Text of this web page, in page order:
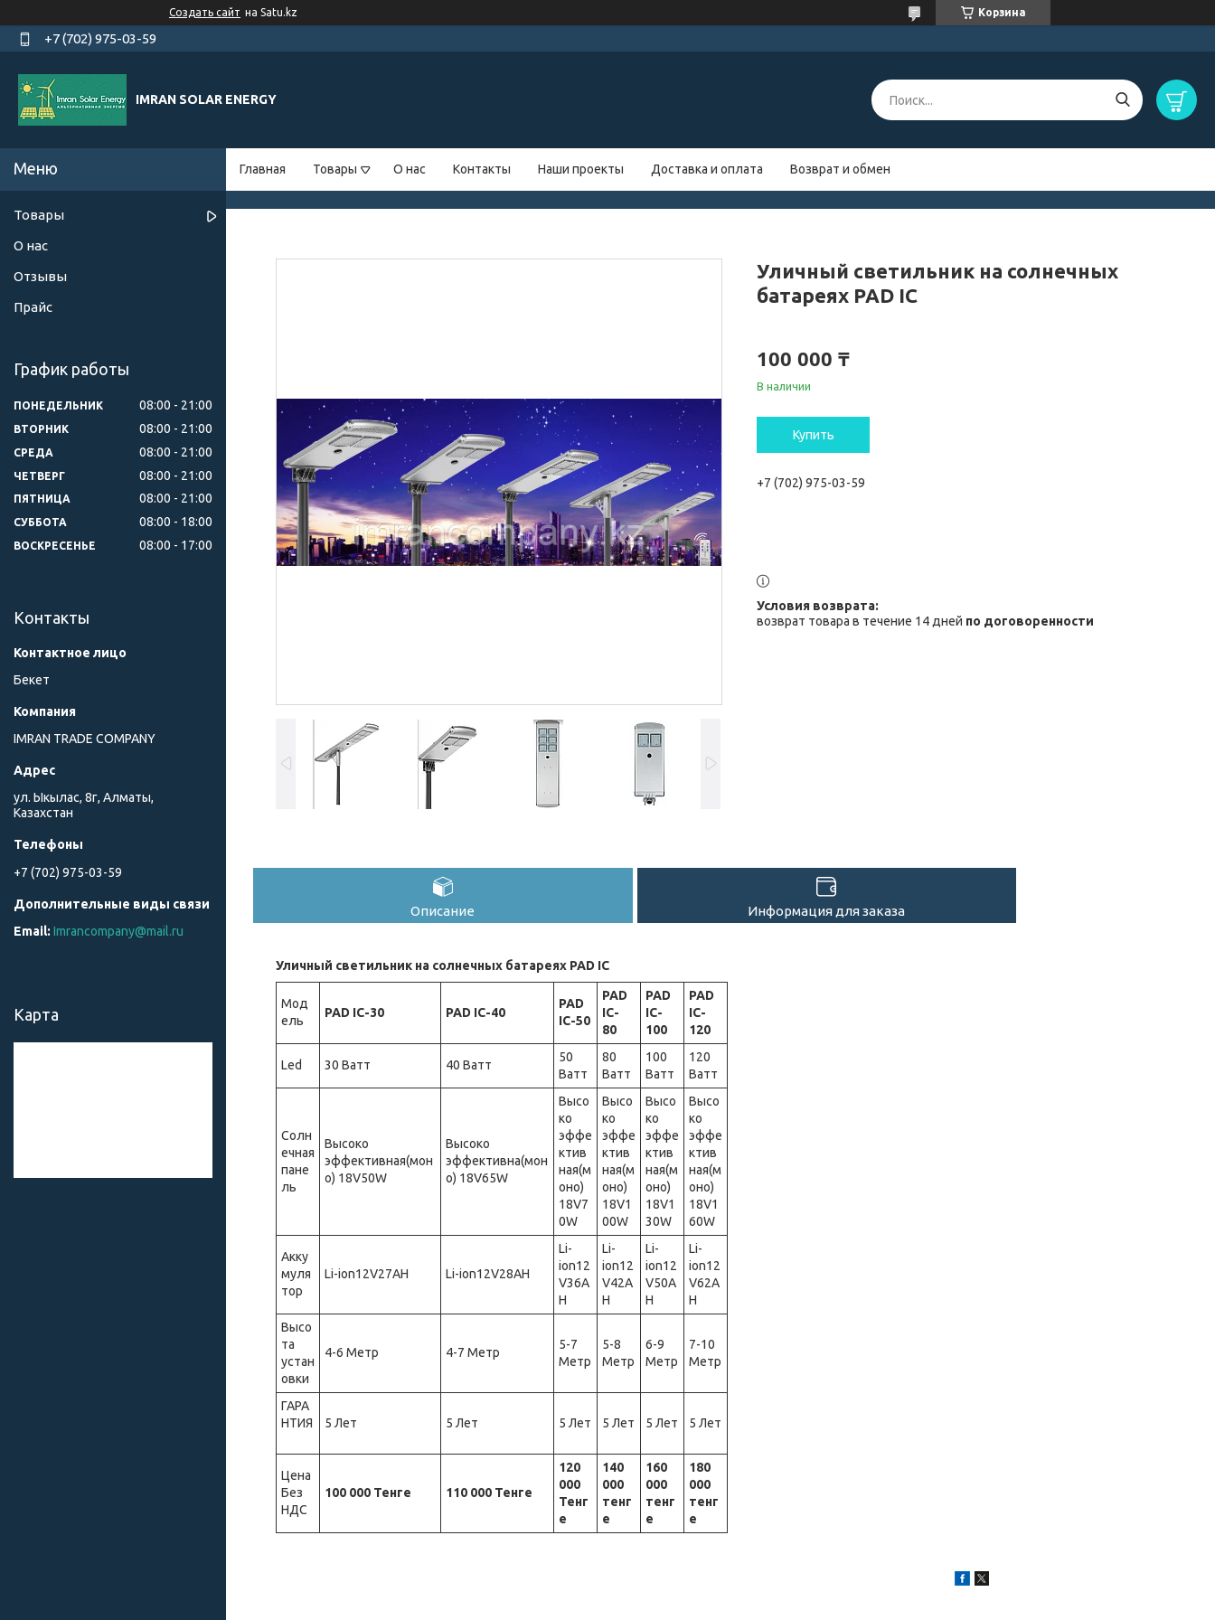
Создать сайт на Satu.kz Корзина
+7 (702) 975-03-59
IMRAN SOLAR ENERGY
Главная Товары О нас Контакты Наши проекты Доставка и оплата Возврат и обмен
Уличный светильник на солнечных
батареях PAD IC
100 000 ₸
В наличии
Купить
+7 (702) 975-03-59
возврат товара в течение 14 дней по договоренности
Описание Информация для заказа
Уличный светильник на солнечных батареях PAD IC
Мод
ель
PAD IC-30 PAD IC-40
PAD
IC-50
PAD
IC-
80
PAD
IC-
100
PAD
IC-
120
Led 30 Ватт 40 Ватт
50
Ватт
80
Ватт
100
Ватт
120
Ватт
Солн
ечная
пане
ль
Высоко
эффективная(мон
о) 18V50W
Высоко
эффективна(мон
о) 18V65W
Высо
ко
эффе
ктив
ная(м
оно)
18V7
0W
Высо
ко
эффе
ктив
ная(м
оно)
18V1
00W
Высо
ко
эффе
ктив
ная(м
оно)
18V1
30W
Высо
ко
эффе
ктив
ная(м
оно)
18V1
60W
Акку
муля
тор
Li-ion12V27AH Li-ion12V28AH
Li-
ion12
V36A
H
Li-
ion12
V42A
H
Li-
ion12
V50A
H
Li-
ion12
V62A
H
Высо
та
устан
овки
4-6 Метр 4-7 Метр
5-7
Метр
5-8
Метр
6-9
Метр
7-10
Метр
ГАРА
НТИЯ
5 Лет 5 Лет 5 Лет 5 Лет 5 Лет 5 Лет
Цена
Без
НДС
100 000 Тенге 110 000 Тенге
120
000
Тенг
е
140
000
тенг
е
160
000
тенг
е
180
000
тенг
е
Товары
О нас
Отзывы
Прайс
График работы
ПОНЕДЕЛЬНИК 08:00 21:00
ВТОРНИК 08:00 21:00
СРЕДА 08:00 21:00
ЧЕТВЕРГ 08:00 21:00
ПЯТНИЦА 08:00 21:00
СУББОТА 08:00 18:00
ВОСКРЕСЕНЬЕ 08:00 17:00
Контакты
Бекет
IMRAN TRADE COMPANY
ул. Ыкылас, 8г, Алматы,
Казахстан
+7 (702) 975-03-59
Imrancompany@mail.ru
Карта